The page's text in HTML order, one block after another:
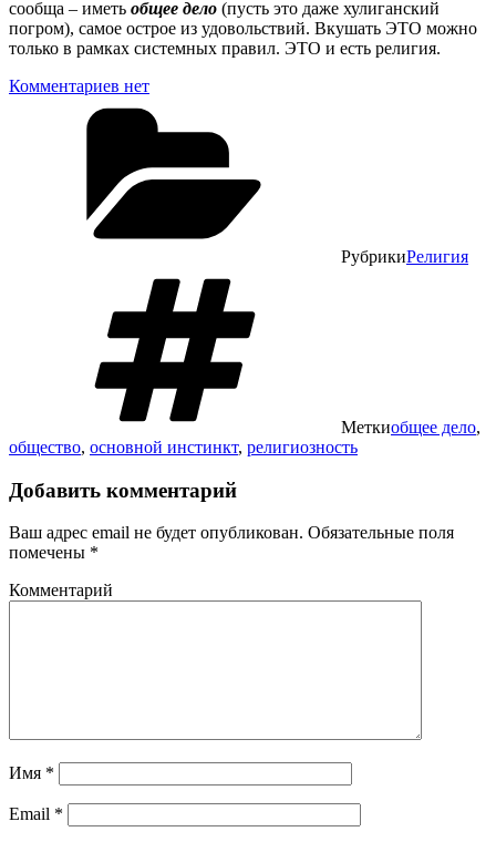
сообща – иметь общее дело (пусть это даже хулиганский
погром), самое острое из удовольствий. Вкушать ЭТО можно
только в рамках системных правил. ЭТО и есть религия.
Комментариев нет
РубрикиРелигия
Меткиобщее дело,
общество, основной инстинкт, религиозность
Добавить комментарий
Ваш адрес email не будет опубликован. Обязательные поля
помечены *
Комментарий
Имя *
Email *